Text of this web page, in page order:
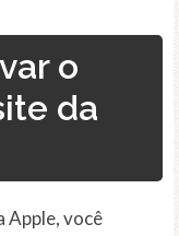
o
da
Apple, você